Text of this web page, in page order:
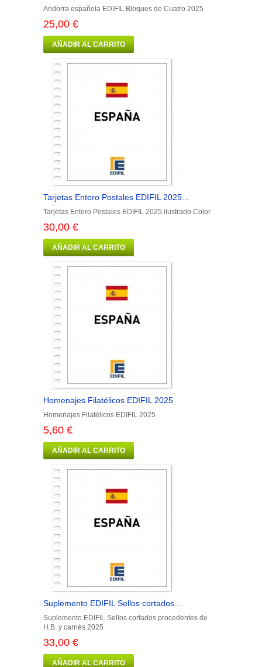
Andorra española EDIFIL Bloques de Cuatro 2025
25,00 €
AÑADIR AL CARRITO
Tarjetas Entero Postales EDIFIL 2025...
Tarjetas Entero Postales EDIFIL 2025 ilustrado.Color
30,00 €
AÑADIR AL CARRITO
Homenajes Filatélicos EDIFIL 2025
Homenajes Filatélicos EDIFIL 2025
5,60 €
AÑADIR AL CARRITO
Suplemento EDIFIL Sellos cortados...
Suplemento EDIFIL Sellos cortados procedentes de
H.B. y carnés 2025
33,00 €
AÑADIR AL CARRITO